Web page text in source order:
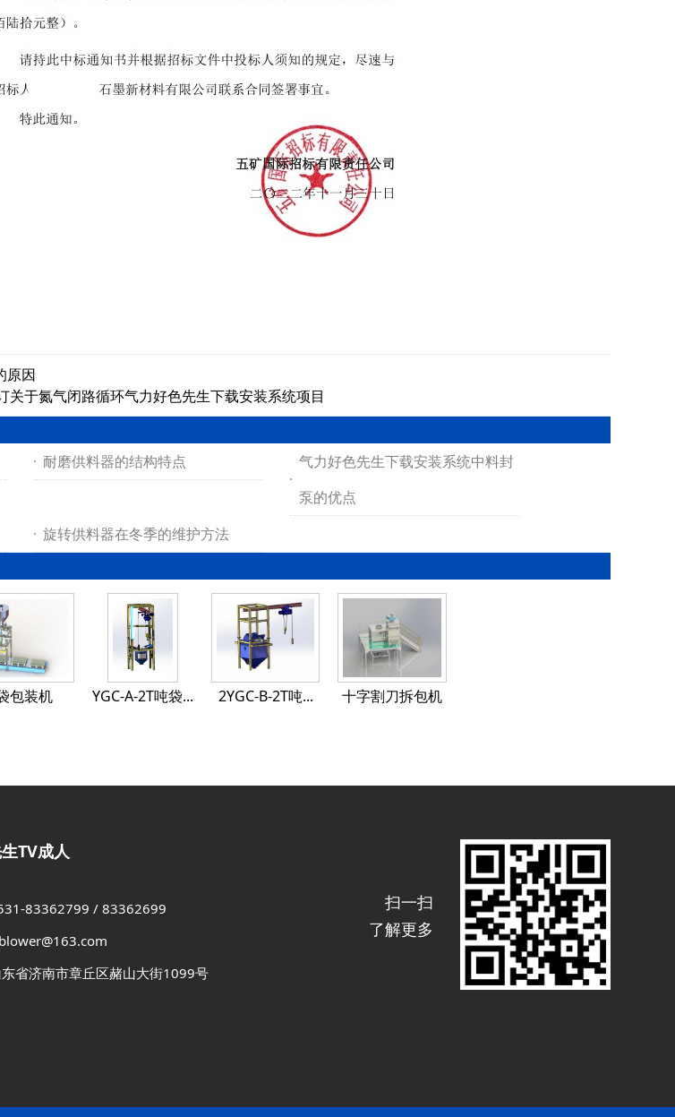
原因
关于氮气闭路循环气力好色先生下载安装系统项目
耐磨供料器的结构特点
气力好色先生下载安装系统中料封
泵的优点
旋转供料器在冬季的维护方法
包装机 YGC-A-2T吨袋... 2YGC-B-2T吨... 十字割刀拆包机
TV成人
83362799 / 83362699
省济南市章丘区赭山大街1099号
扫一扫
了解更多